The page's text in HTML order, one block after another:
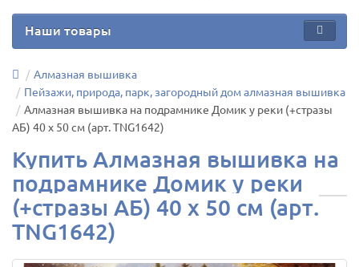
Наши товары
Алмазная вышивка
Пейзажи, природа, парк, загородный дом алмазная вышивка
Алмазная вышивка на подрамнике Домик у реки (+стразы
АБ) 40 х 50 см (арт. TNG1642)
Купить Алмазная вышивка на
подрамнике Домик у реки
(+стразы АБ) 40 х 50 см (арт.
TNG1642)